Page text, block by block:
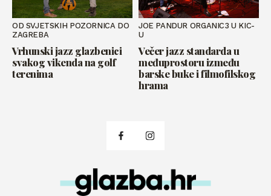
OD SVJETSKIH POZORNICA DO
ZAGREBA
Vrhunski jazz glazbenici
svakog vikenda na golf
terenima
JOE PANDUR ORGANIC3 U KIC-
U
Večer jazz standarda u
međuprostoru između
barske buke i filmofilskog
hrama